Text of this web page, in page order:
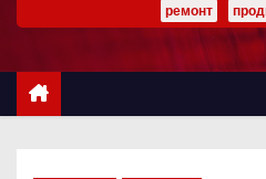
р
ремонт